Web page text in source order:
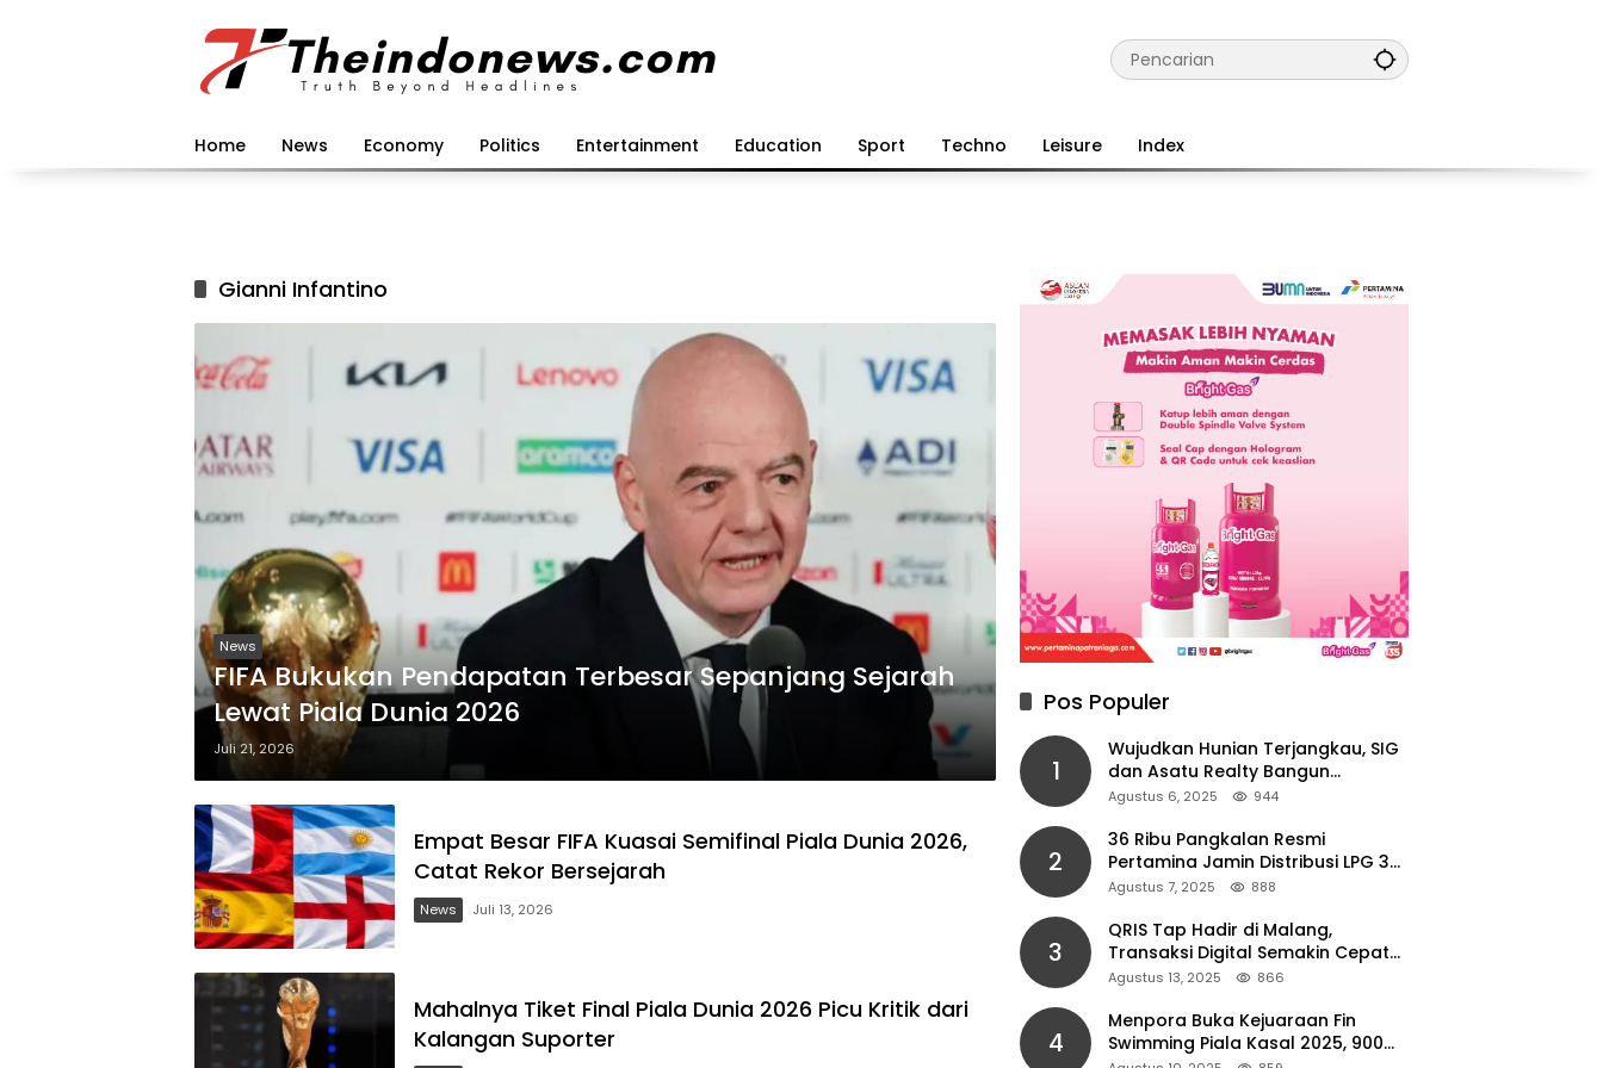
Home News Economy Politics Entertainment Education Sport Techno Leisure Index
Gianni Infantino
News
FIFA Bukukan Pendapatan Terbesar Sepanjang Sejarah
Lewat Piala Dunia 2026
Juli 21, 2026
Empat Besar FIFA Kuasai Semifinal Piala Dunia 2026,
Catat Rekor Bersejarah
News Juli 13, 2026
Mahalnya Tiket Final Piala Dunia 2026 Picu Kritik dari
Kalangan Suporter
Pos Populer
1
Wujudkan Hunian Terjangkau, SIG
dan Asatu Realty Bangun
Perumahan di Cianjur
Agustus 6, 2025 944
2
36 Ribu Pangkalan Resmi
Pertamina Jamin Distribusi LPG 3
Kg Aman di Jawa Timur
Agustus 7, 2025 888
3
QRIS Tap Hadir di Malang,
Transaksi Digital Semakin Cepat
dan Mudah dengan Teknologi NFC
Agustus 13, 2025 866
4
Menpora Buka Kejuaraan Fin
Swimming Piala Kasal 2025, 900